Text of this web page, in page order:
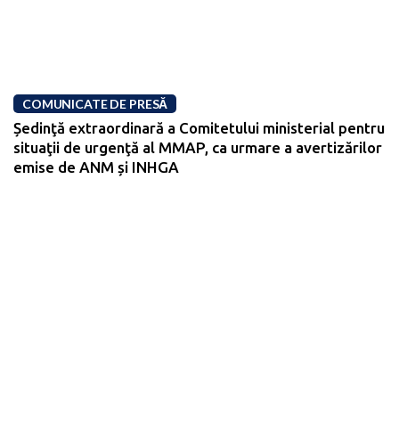
COMUNICATE DE PRESĂ
Ședinţă extraordinară a Comitetului ministerial pentru
situaţii de urgenţă al MMAP, ca urmare a avertizărilor
emise de ANM și INHGA